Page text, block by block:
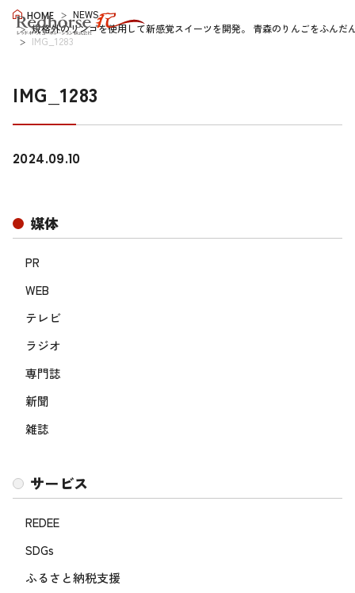
HOME
NEWS
規格外のリンゴを使用して新感覚スイーツを開発。 青森のりんごをふんだ
IMG_1283
IMG_1283
媒体
PR
WEB
テレビ
ラジオ
専門誌
新聞
雑誌
サービス
REDEE
SDGs
ふるさと納税支援
2024.09.10